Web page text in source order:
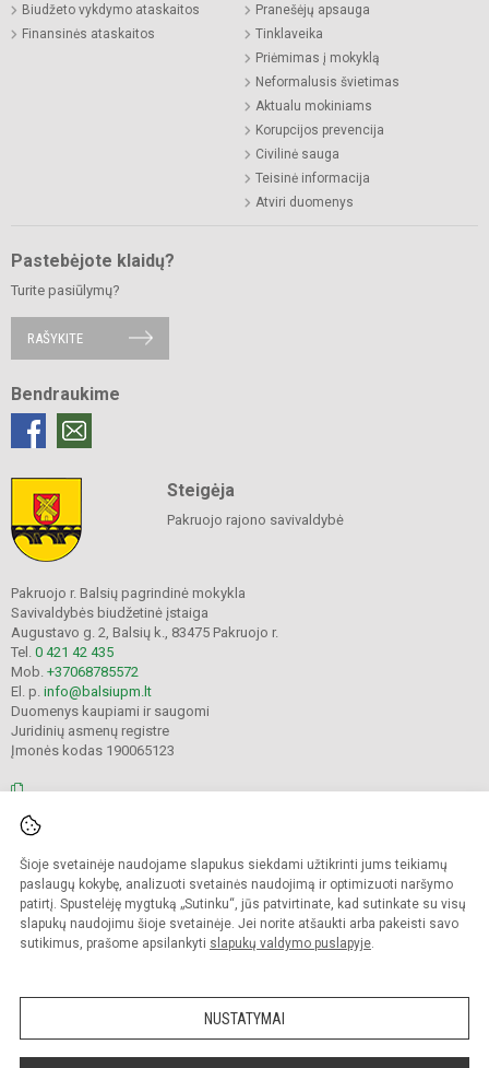
Šioje svetainėje naudojame slapukus siekdami užtikrinti jums teikiamų
paslaugų kokybę, analizuoti svetainės naudojimą ir optimizuoti naršymo
patirtį. Spustelėję mygtuką „Sutinku“, jūs patvirtinate, kad sutinkate su visų
slapukų naudojimu šioje svetainėje. Jei norite atšaukti arba pakeisti savo
sutikimus, prašome apsilankyti slapukų valdymo puslapyje.
NUSTATYMAI
Biudžeto vykdymo ataskaitos
Finansinės ataskaitos
Pranešėjų apsauga
Tinklaveika
Priėmimas į mokyklą
Neformalusis švietimas
Aktualu mokiniams
Korupcijos prevencija
Civilinė sauga
Teisinė informacija
Atviri duomenys
Pastebėjote klaidų?
Turite pasiūlymų?
RAŠYKITE
Bendraukime
Steigėja
Pakruojo rajono savivaldybė
Pakruojo r. Balsių pagrindinė mokykla
Savivaldybės biudžetinė įstaiga
Augustavo g. 2, Balsių k., 83475 Pakruojo r.
Tel. 0 421 42 435
Mob. +37068785572
El. p. info@balsiupm.lt
Duomenys kaupiami ir saugomi
Juridinių asmenų registre
Įmonės kodas 190065123
Kopijuoti turinį be raštiško mokyklos administracijos sutikimo griežtai
draudžiama.
Prieinamumo paraiška Slapukų valdymas
Sumanus būdas atnaujinti